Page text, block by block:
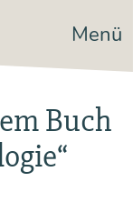
Menü
Buch